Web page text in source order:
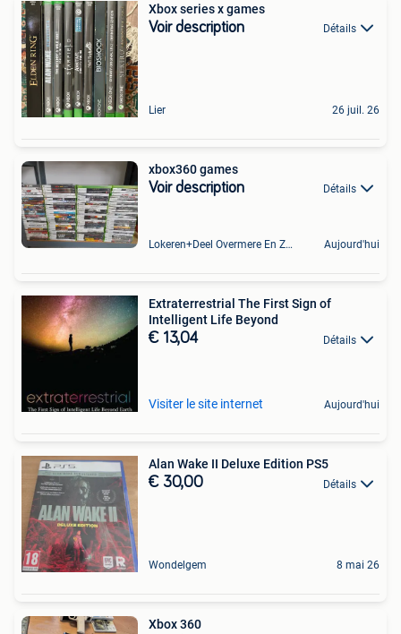
Xbox series x games
Voir description Détails
Lier 26 juil. 26
xbox360 games
Voir description Détails
Lokeren+Deel Overmere En Zele Aujourd'hui
Extraterrestrial The First Sign of
Intelligent Life Beyond
€ 13,04 Détails
Visiter le site internet Aujourd'hui
Alan Wake II Deluxe Edition PS5
€ 30,00 Détails
Wondelgem 8 mai 26
Xbox 360